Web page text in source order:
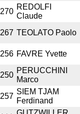
270
REDOLFI
Claude
267 TEOLATO Paolo
256 FAVRE Yvette
250
PERUCCHINI
Marco
257
SIEM TJAM
Ferdinand